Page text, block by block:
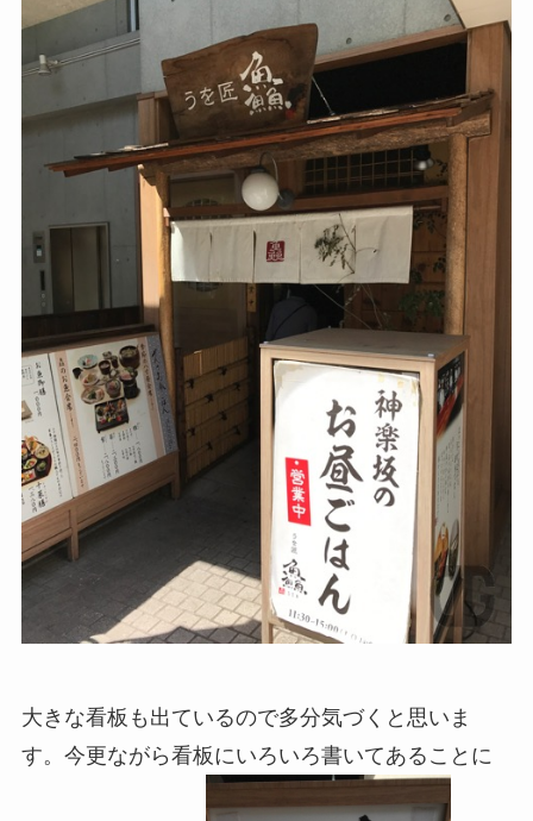
大きな看板も出ているので多分気づくと思いま
す。今更ながら看板にいろいろ書いてあることに